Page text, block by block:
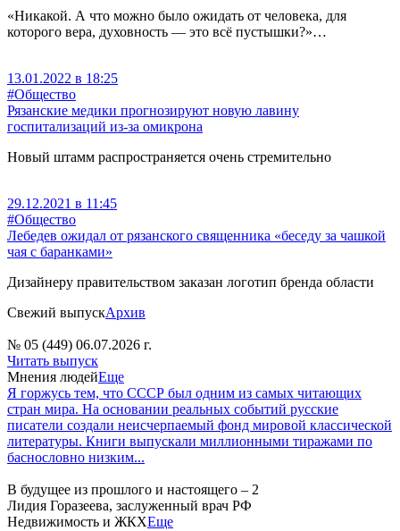
«Никакой. А что можно было ожидать от человека, для
которого вера, духовность — это всё пустышки?»…
13.01.2022 в 18:25
#Общество
Рязанские медики прогнозируют новую лавину
госпитализаций из-за омикрона
Новый штамм распространяется очень стремительно
29.12.2021 в 11:45
#Общество
Лебедев ожидал от рязанского священника «беседу за чашкой
чая с баранками»
Дизайнеру правительством заказан логотип бренда области
Свежий выпускАрхив
№ 05 (449) 06.07.2026 г.
Читать выпуск
Мнения людейЕще
Я горжусь тем, что СССР был одним из самых читающих
стран мира. На основании реальных событий русские
писатели создали неисчерпаемый фонд мировой классической
литературы. Книги выпускали миллионными тиражами по
баснословно низким...
В будущее из прошлого и настоящего – 2
Лидия Горазеева, заслуженный врач РФ
Недвижимость и ЖКХЕще